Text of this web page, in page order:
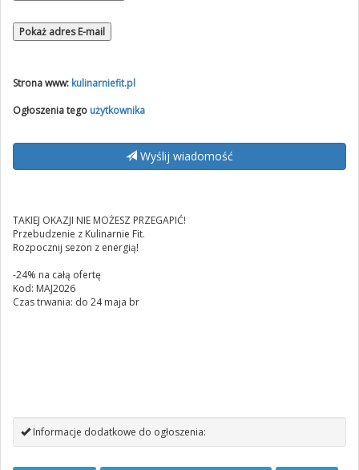
Pokaż adres E-mail
Strona www: kulinarniefit.pl
Ogłoszenia tego użytkownika
Wyślij wiadomość
TAKIEJ OKAZJI NIE MOŻESZ PRZEGAPIĆ!
Przebudzenie z Kulinarnie Fit.
Rozpocznij sezon z energią!
-24% na całą ofertę
Kod: MAJ2026
Czas trwania: do 24 maja br
Informacje dodatkowe do ogłoszenia: